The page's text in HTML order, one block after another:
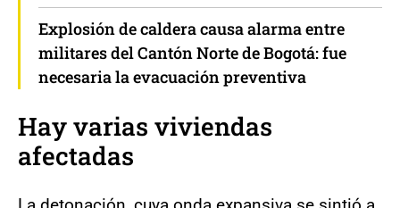
Explosión de caldera causa alarma entre
militares del Cantón Norte de Bogotá: fue
necesaria la evacuación preventiva
Hay varias viviendas
afectadas